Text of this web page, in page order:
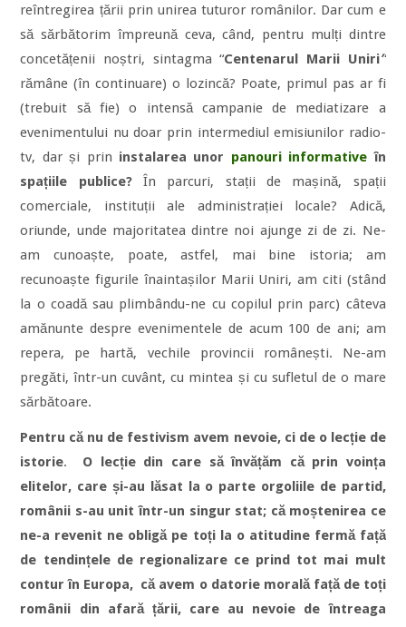
reîntregirea țării prin unirea tuturor românilor. Dar cum e
să sărbătorim împreună ceva, când, pentru mulți dintre
concetățenii noștri, sintagma “Centenarul Marii Uniri”
rămâne (în continuare) o lozincă? Poate, primul pas ar fi
(trebuit să fie) o intensă campanie de mediatizare a
evenimentului nu doar prin intermediul emisiunilor radio-
tv, dar și prin instalarea unor panouri informative în
spațiile publice?În parcuri, stații de mașină, spații
comerciale, instituții ale administrației locale? Adică,
oriunde, unde majoritatea dintre noi ajunge zi de zi. Ne-
am cunoaște, poate, astfel, mai bine istoria; am
recunoaște figurile înaintașilor Marii Uniri, am citi (stând
la o coadă sau plimbându-ne cu copilul prin parc) câteva
amănunte despre evenimentele de acum 100 de ani; am
repera, pe hartă, vechile provincii românești. Ne-am
pregăti, într-un cuvânt, cu mintea și cu sufletul de o mare
sărbătoare.
Pentru că nu de festivism avem nevoie, ci de o lecție de
istorie. O lecție din care să învățăm că prin voința
elitelor, care și-au lăsat la o parte orgoliile de partid,
românii s-au unit într-un singur stat; că moștenirea ce
ne-a revenit ne obligă pe toți la o atitudine fermă față
de tendințele de regionalizare ce prind tot mai mult
contur în Europa, că avem o datorie morală față de toți
românii din afară țării, care au nevoie de întreaga